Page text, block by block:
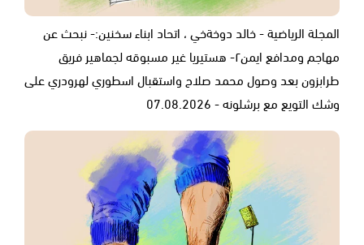
المجلة الرياضية - خالد دوخةخي ، اتحاد ابناء سخنين:- نبحث عن
مهاجم ومدافع ايمن٢- هستيريا غير مسبوقه لجماهير فريق
طرابزون بعد وصول محمد صلاح واستقبال اسطوري لهرودري على
وشك التويع مع برشلونه - 07.08.2026